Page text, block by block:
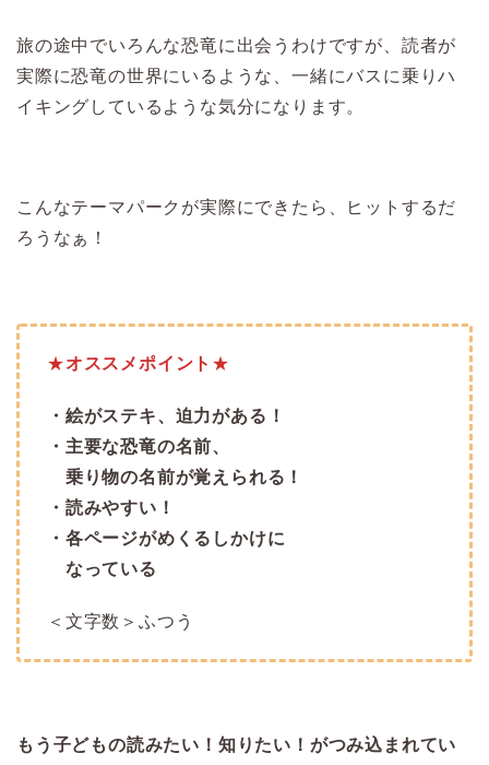
旅の途中でいろんな恐竜に出会うわけですが、読者が
実際に恐竜の世界にいるような、一緒にバスに乗りハ
イキングしているような気分になります。
こんなテーマパークが実際にできたら、ヒットするだ
ろうなぁ！
★オススメポイント ★
・絵がステキ、迫力がある！
・主要な恐竜の名前、
乗り物の名前が覚えられる！
・読みやすい！
・各ページがめくるしかけに
なっている
＜文字数＞ふつう
もう子どもの読みたい！知りたい！がつみ込まれてい